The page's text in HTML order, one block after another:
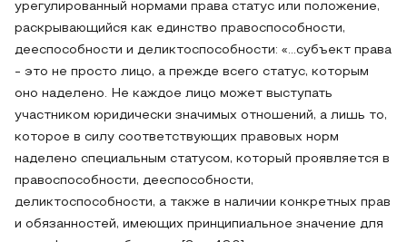
урегулированный нормами права статус или положение,
раскрывающийся как единство правоспособности,
дееспособности и деликтоспособности: «…субъект права
- это не просто лицо, а прежде всего статус, которым
оно наделено. Не каждое лицо может выступать
участником юридически значимых отношений, а лишь то,
которое в силу соответствующих правовых норм
наделено специальным статусом, который проявляется в
правоспособности, дееспособности,
деликтоспособности, а также в наличии конкретных прав
и обязанностей, имеющих принципиальное значение для